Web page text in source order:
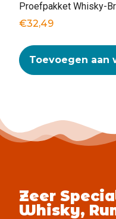
Proefpakket Whisky-
€32,49
Toevoegen aan
Zeer
Whisky,